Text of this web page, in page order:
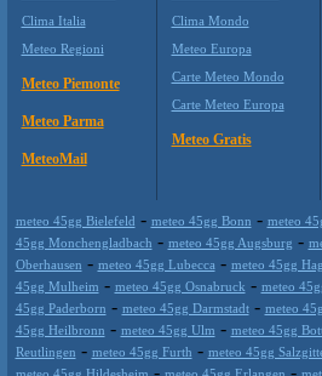
Clima Italia
Meteo Regioni
Meteo Piemonte
Meteo Parma
MeteoMail
Clima Mondo
Meteo Europa
Carte Meteo Mondo
Carte Meteo Europa
Meteo Gratis
meteo 45gg Bielefeld - meteo 45gg Bonn - meteo
45gg Monchengladbach - meteo 45gg Augsburg -
Oberhausen - meteo 45gg Lubecca - meteo 45gg
45gg Mulheim - meteo 45gg Osnabruck - meteo
45gg Paderborn - meteo 45gg Darmstadt- meteo
45gg Heilbronn - meteo 45gg Ulm - meteo 45gg
Reutlingen - meteo 45gg Furth - meteo 45gg
- -